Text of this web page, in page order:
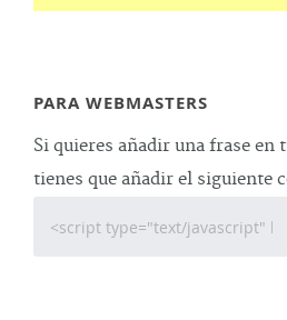
PARA WEBMASTERS
Si quieres añadir una frase en
tienes que añadir el siguiente